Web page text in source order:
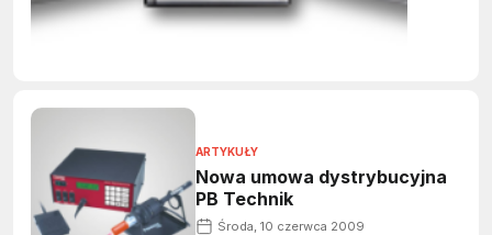
ARTYKUŁY
Nowa umowa dystrybucyjna
PB Technik
Środa, 10 czerwca 2009